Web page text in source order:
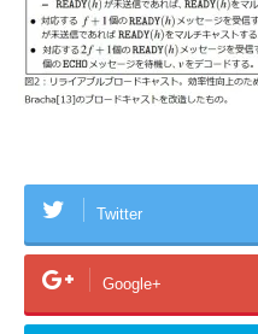
Twitter
Google+